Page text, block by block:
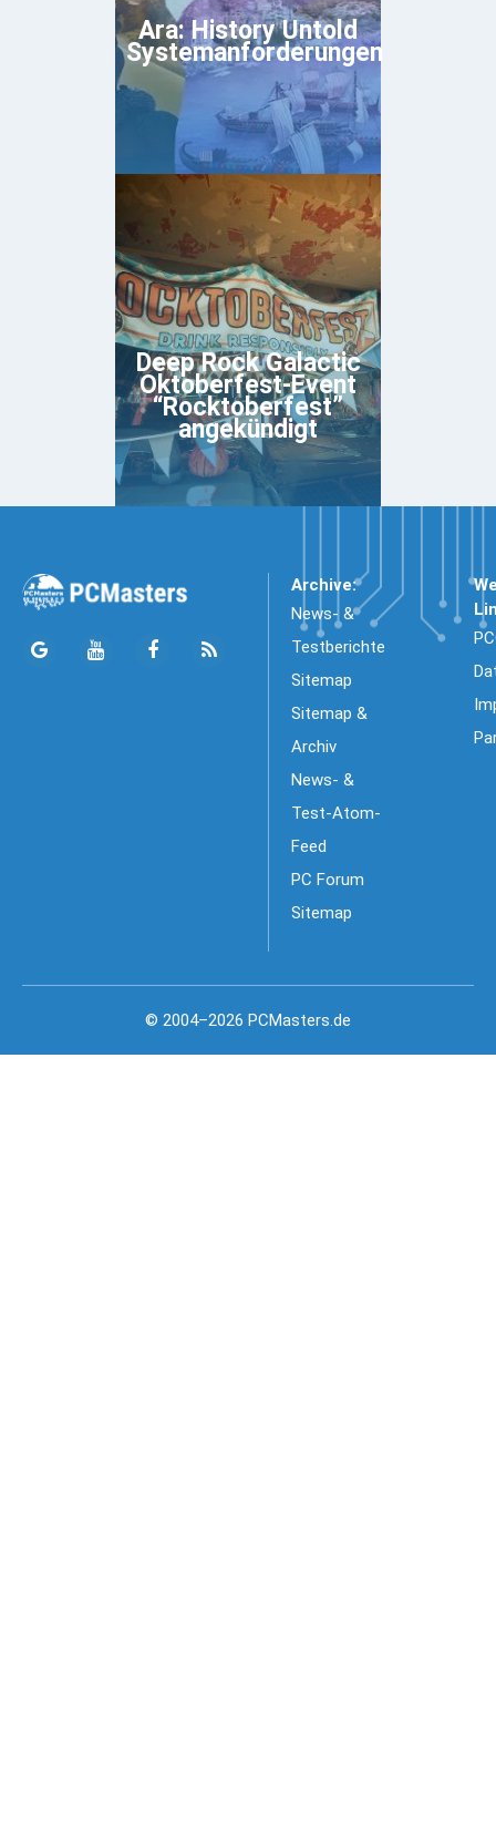
Ara: History Untold
Systemanforderungen
Deep Rock Galactic
Oktoberfest-Event
“Rocktoberfest”
angekündigt
Archive:
News- &
Testberichte
Sitemap
Sitemap &
Archiv
News- &
Test-Atom-
Feed
PC Forum
Sitemap
© 2004–2026 PCMasters.de